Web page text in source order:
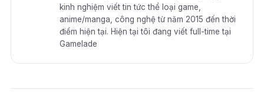
kinh nghiệm viết tin tức thể loại game,
anime/manga, công nghệ từ năm 2015 đến thời
điểm hiện tại. Hiện tại tôi đang viết full-time tại
Gamelade